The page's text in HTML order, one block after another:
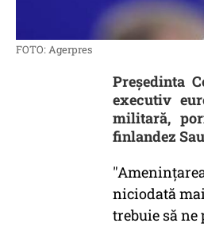
FOTO: Agerpres
Preşedinta
executiv
militară,
finlandez
niciodată
trebuie să ne